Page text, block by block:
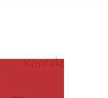
Kontakt